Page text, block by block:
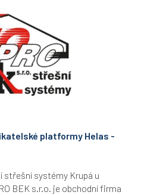
platformy Helas -
střešní systémy Krupá u
BEK s.r.o. je obchodní firma